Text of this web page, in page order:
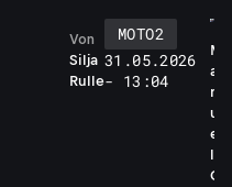
Silja
Rulle
Von
MOTO2
31.05.2026
- 13:04
M
a
n
u
e
l
G